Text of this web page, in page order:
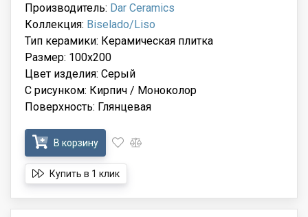
Производитель: Dar Ceramics
Коллекция: Biselado/Liso
Тип керамики: Керамическая плитка
Размер: 100x200
Цвет изделия: Серый
С рисунком: Кирпич / Моноколор
Поверхность: Глянцевая
В корзину
Купить в 1 клик